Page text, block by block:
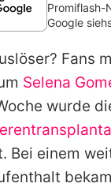
Impressum
Utiq verwalten
Promiflash-
Google
Fans
Selena
wurde
Bei einem